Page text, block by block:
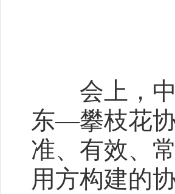
会上，中
东—攀枝花
准、有效、
用方构建的